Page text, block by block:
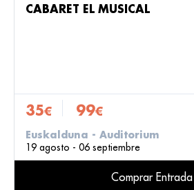
CABARET EL MUSICAL
35€ 99€
Euskalduna - Auditorium
19 agosto - 06 septiembre
Comprar Entrada